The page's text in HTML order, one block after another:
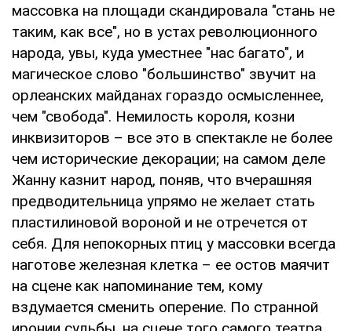
массовка на площади скандировала "стань не
таким, как все", но в устах революционного
народа, увы, куда уместнее "нас багато", и
магическое слово "большинство" звучит на
орлеанских майданах гораздо осмысленнее,
чем "свобода". Немилость короля, козни
инквизиторов – все это в спектакле не более
чем исторические декорации; на самом деле
Жанну казнит народ, поняв, что вчерашняя
предводительница упрямо не желает стать
пластилиновой вороной и не отречется от
себя. Для непокорных птиц у массовки всегда
наготове железная клетка – ее остов маячит
на сцене как напоминание тем, кому
вздумается сменить оперение. По странной